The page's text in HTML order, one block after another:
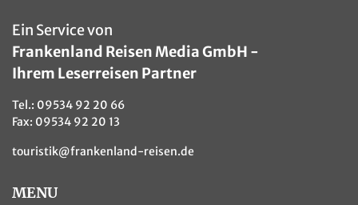
Ein Service von
Frankenland Reisen Media GmbH -
Ihrem Leserreisen Partner
Tel.: 09534 92 20 66
Fax: 09534 92 20 13
touristik@frankenland-reisen.de
MENU